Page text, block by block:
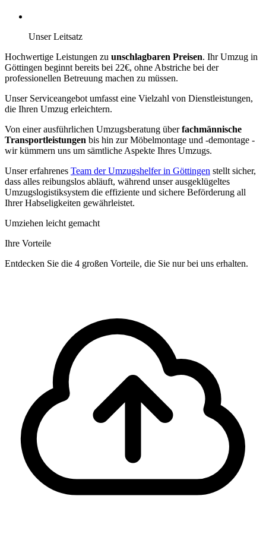
Unser Leitsatz
Hochwertige Leistungen zu unschlagbaren Preisen. Ihr Umzug in
Göttingen beginnt bereits bei 22€, ohne Abstriche bei der
professionellen Betreuung machen zu müssen.
Unser Serviceangebot umfasst eine Vielzahl von Dienstleistungen,
die Ihren Umzug erleichtern.
Von einer ausführlichen Umzugsberatung überfachmännische
Transportleistungen bis hin zur Möbelmontage und -demontage -
wir kümmern uns um sämtliche Aspekte Ihres Umzugs.
Unser erfahrenes Team der Umzugshelfer in Göttingen stellt sicher,
dass alles reibungslos abläuft, während unser ausgeklügeltes
Umzugslogistiksystem die effiziente und sichere Beförderung all
Ihrer Habseligkeiten gewährleistet.
Umziehen leicht gemacht
Ihre Vorteile
Entdecken Sie die 4 großen Vorteile, die Sie nur bei uns erhalten.